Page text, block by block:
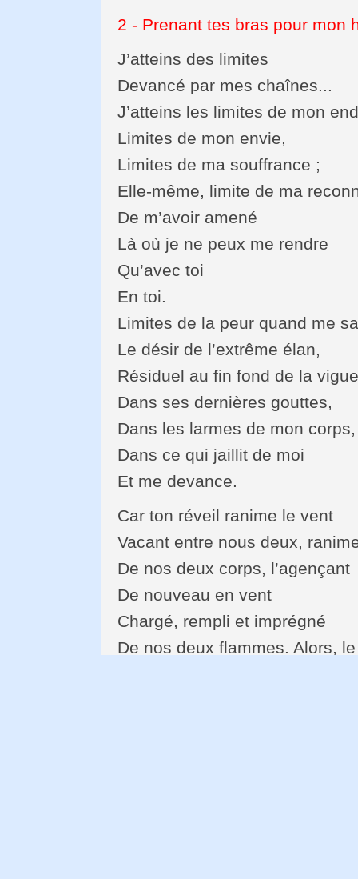
2 - Prenant tes bras pour mon
J’atteins des limites
Devancé par mes chaînes...
J’atteins les limites de mon
Limites de mon envie,
Limites de ma souffrance ;
Elle-même, limite de ma
De m’avoir amené
Là où je ne peux me rendre
Qu’avec toi
En toi.
Limites de la peur quand me
Le désir de l’extrême élan,
Résiduel au fin fond de la
Dans ses dernières gouttes,
Dans les larmes de mon corps,
Dans ce qui jaillit de moi
Et me devance.
Car ton réveil ranime le vent
Vacant entre nous deux,
De nos deux corps, l’agençant
De nouveau en vent
Chargé, rempli et imprégné
De nos deux flammes. Alors,